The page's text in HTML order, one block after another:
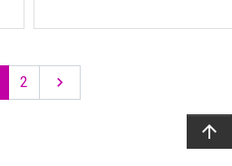
2 Suivant

arrow_upward